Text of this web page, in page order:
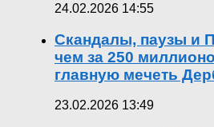
24.02.2026 14:55
Скандалы, паузы и
чем за 250
главную мечеть
23.02.2026 13:49